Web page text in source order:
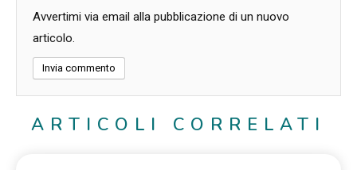
Avvertimi via email alla pubblicazione di un nuovo
articolo.
ARTICOLI CORRELATI